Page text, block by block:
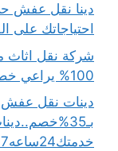
دينا نقل عفش
احتياجاتك على
شركة نقل اثاث
100% يراعي خصوصية رحلتك وأغراضك
دينات نقل عفش
خدمتك24ساعه7ايام